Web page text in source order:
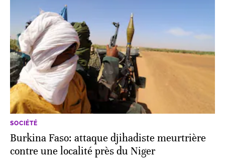
SOCIÉTÉ
Burkina Faso: attaque djihadiste meurtrière
contre une localité près du Niger